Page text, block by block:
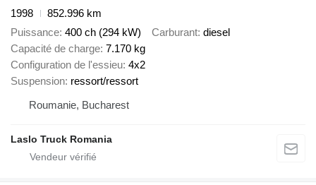
1998
852.996 km
Puissance 400 ch (294 kW) Carburant diesel
Capacité de charge 7.170 kg
Configuration de l'essieu 4x2
Suspension ressort/ressort
Roumanie, Bucharest
Laslo Truck Romania